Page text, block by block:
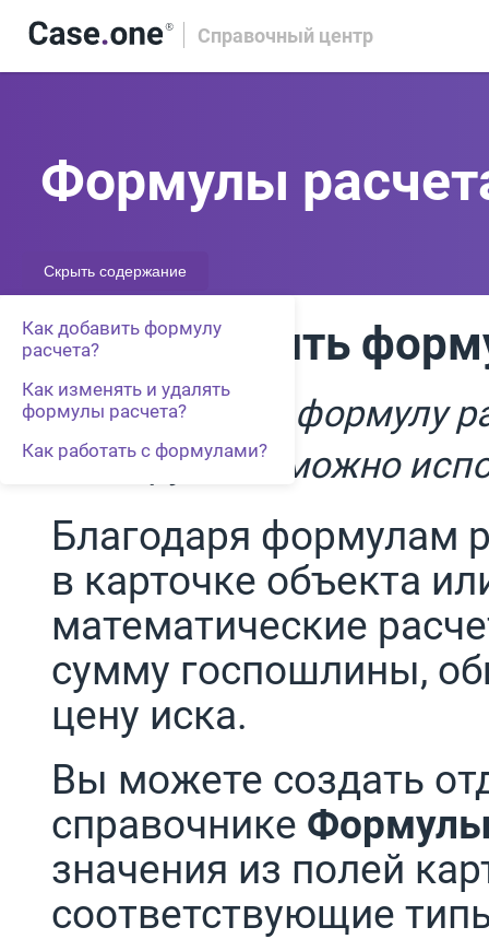
Справочный центр
Формулы
Скрыть содержание
Как добавить формулу
расчета?
Как изменять и удалять
формулы расчета?
Как работать с формулами?
Как добавить
Как добавить формулу
конструкции можно
Благодаря формулам
в карточке объекта
математические
сумму госпошлины,
цену иска.
Вы можете создать
справочнике Формулы
значения из полей
соответствующие